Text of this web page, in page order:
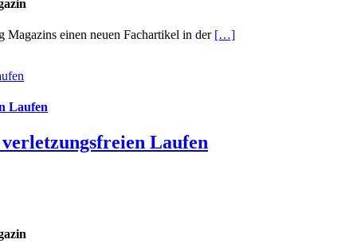
einen neuen Fachartikel in der […]
Laufen
Laufen